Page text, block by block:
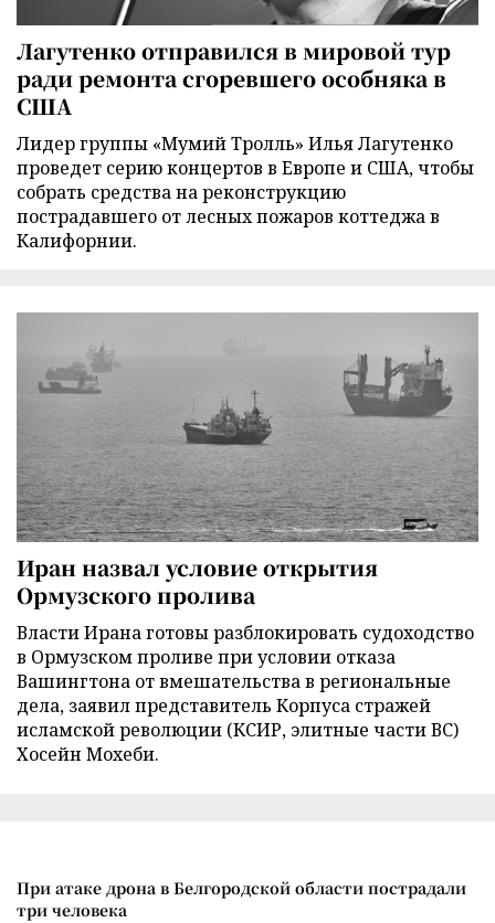
Лагутенко отправился в мировой тур
ради ремонта сгоревшего особняка в
США
Лидер группы «Мумий Тролль» Илья Лагутенко
проведет серию концертов в Европе и США, чтобы
собрать средства на реконструкцию
пострадавшего от лесных пожаров коттеджа в
Калифорнии.
Иран назвал условие открытия
Ормузского пролива
Власти Ирана готовы разблокировать судоходство
в Ормузском проливе при условии отказа
Вашингтона от вмешательства в региональные
дела, заявил представитель Корпуса стражей
исламской революции (КСИР, элитные части ВС)
Хосейн Мохеби.
При атаке дрона в Белгородской области пострадали
три человека